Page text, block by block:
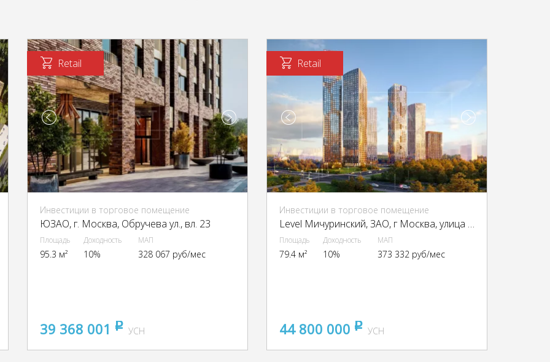
Retail
Инвестиции в торговое помещение
ЮЗАО, г. Москва, Обручева ул., вл. 23
Площадь
95.3 м²
Доходность
10%
МАП
328 067 руб/мес
39 368 001 pуб
УСН
Retail
Инвестиции в торговое помещение
Level Мичуринский, ЗАО, г Москва, улица Озёрная.,вл.7
Площадь
79.4 м²
Доходность
10%
МАП
373 332 руб/мес
44 800 000 pуб
УСН